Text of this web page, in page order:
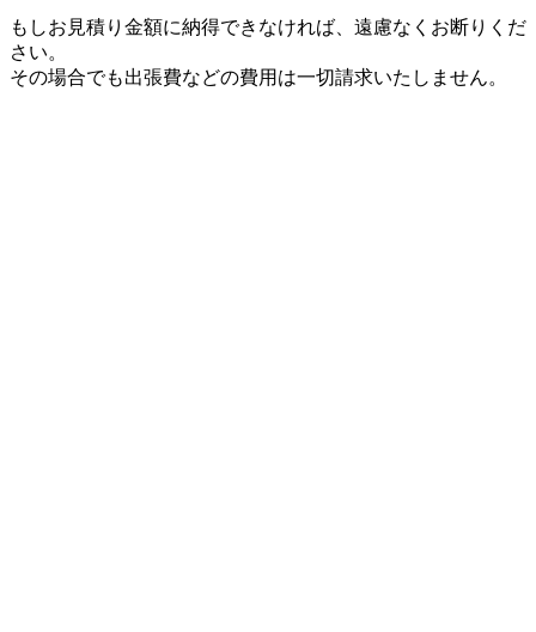
もしお見積り金額に納得できなければ、遠慮なくお断りくだ
さい。
その場合でも出張費などの費用は一切請求いたしません。